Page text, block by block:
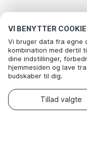
VI BENYTTER
Vi bruger data fra egne
kombination med dertil
dine indstillinger,
hjemmesiden og lave
budskaber til dig.
hvilke af vores valgfrie
Læs mere om vores
trække dit samtykke
Tillad valgte
Rejseperiode og
Dato
Gæster